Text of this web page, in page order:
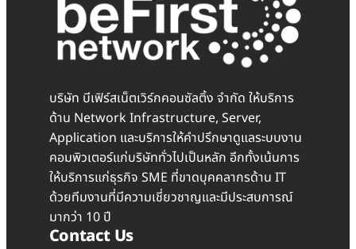
บริษัท บีเฟิร์สเน็ตเวิร์กคอนซัลติ้ง จำกัด ให้บริการ
ด้าน Network Infrastructure, Server,
Application และบริการให้คำปรึกษาดูแลระบบงาน
คอมพิวเตอร์แก่บริษัททั่วไปเป็นหลัก อีกทั้งเน้นการ
ให้บริการแก่ธุรกิจ SME ที่ขาดบุคคลากรด้าน IT
ด้วยทีมงานที่มีความเชี่ยวชาญและมีประสบการณ์
มากว่า 10 ปี
Contact Us